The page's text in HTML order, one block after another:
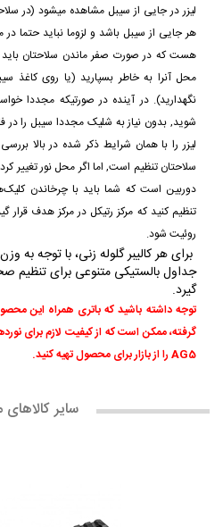
لیزر در جایی از سیبل مشاهده میشود (در
هر جایی از سیبل باشد و لزوما نباید حتما
هست که در صورت صفر ماندن سلاحتان
محل آنرا به خاطر بسپارید (یا روی کاغذ
نگهدارید). در آینده در صورتیکه مجددا
لیزر را با همان شرایط ذکر شده در بالا
سلاحتان تنظیم است, اما اگر محل نور تغییر
دوربین است که شما باید با چرخاندن
تنظیم کنید که مرکز رتیکل در مرکز هدف قرار
روئیت شود.
برای هر کالیبر گلوله زنی، با توجه به
جداول بالستیکی متنوعی برای تنظیم
گیرد.
توجه داشته باشید که باتری همراه این
گرفته، ممکن است که از کیفیت لازم برای
AG5 را از بازار برای محصول تهیه کنید.
سایر